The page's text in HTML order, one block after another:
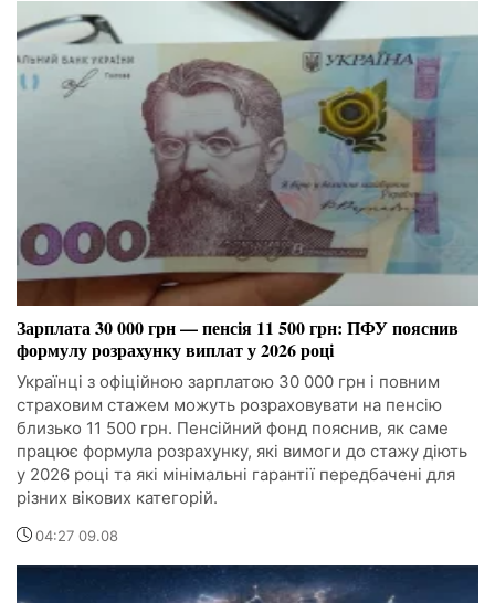
Зарплата 30 000 грн — пенсія 11 500 грн: ПФУ пояснив
формулу розрахунку виплат у 2026 році
Українці з офіційною зарплатою 30 000 грн і повним
страховим стажем можуть розраховувати на пенсію
близько 11 500 грн. Пенсійний фонд пояснив, як саме
працює формула розрахунку, які вимоги до стажу діють
у 2026 році та які мінімальні гарантії передбачені для
різних вікових категорій.
04:27 09.08